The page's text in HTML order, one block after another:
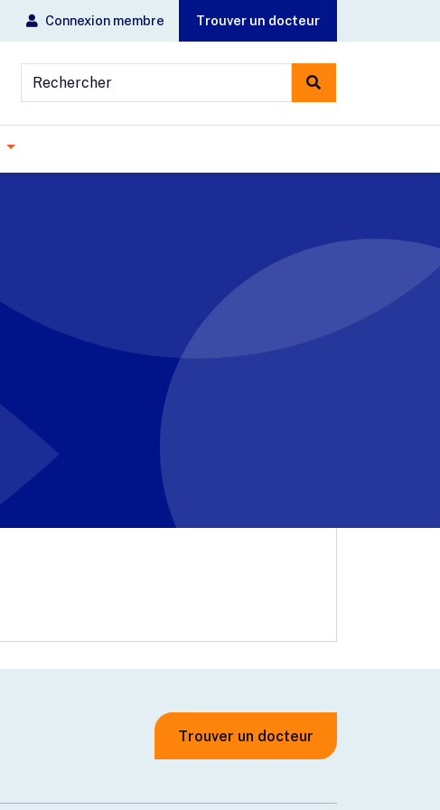
Connexion membre Trouver un docteur
Rechercher
Trouver un docteur